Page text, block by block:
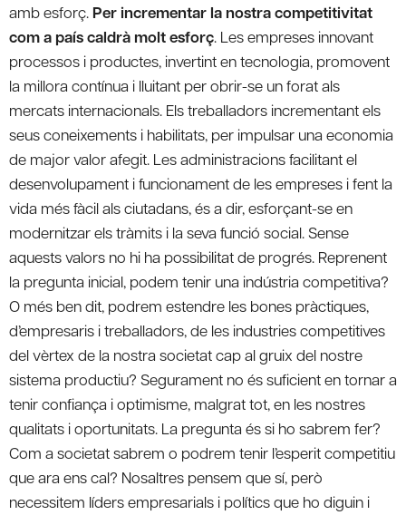
amb esforç. Per incrementar la nostra competitivitat
com a país caldrà molt esforç. Les empreses innovant
processos i productes, invertint en tecnologia, promovent
la millora contínua i lluitant per obrir-se un forat als
mercats internacionals. Els treballadors incrementant els
seus coneixements i habilitats, per impulsar una economia
de major valor afegit. Les administracions facilitant el
desenvolupament i funcionament de les empreses i fent la
vida més fàcil als ciutadans, és a dir, esforçant-se en
modernitzar els tràmits i la seva funció social. Sense
aquests valors no hi ha possibilitat de progrés. Reprenent
la pregunta inicial, podem tenir una indústria competitiva?
O més ben dit, podrem estendre les bones pràctiques,
d’empresaris i treballadors, de les industries competitives
del vèrtex de la nostra societat cap al gruix del nostre
sistema productiu? Segurament no és suficient en tornar a
tenir confiança i optimisme, malgrat tot, en les nostres
qualitats i oportunitats. La pregunta és si ho sabrem fer?
Com a societat sabrem o podrem tenir l’esperit competitiu
que ara ens cal? Nosaltres pensem que sí, però
necessitem líders empresarials i polítics que ho diguin i